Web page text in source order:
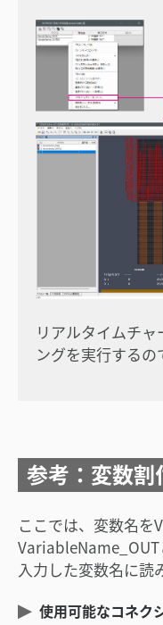
リアルタイムチ
ングを実行するの
参考：変数割
ここでは、変数名
VariableName_OUT
入力した変数名に読
使用可能なコネク